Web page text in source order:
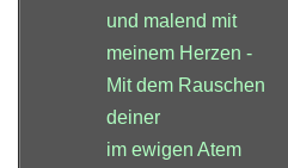
und malend mit
meinem Herzen -
Mit dem Rauschen
deiner
im ewigen Atem